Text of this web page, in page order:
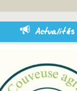
Actualités